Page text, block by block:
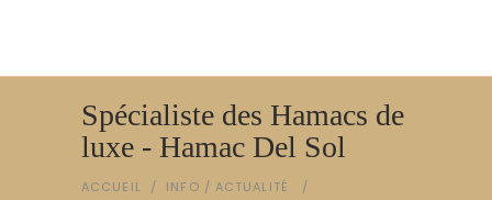
Spécialiste des Hamacs de
luxe - Hamac Del Sol
ACCUEIL / INFO / ACTUALITÉ
/